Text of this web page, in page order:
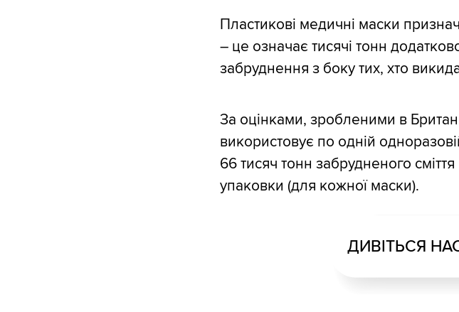
Пластикові медичні маски
– це означає тисячі тонн
забруднення з боку тих, хто
За оцінками, зробленими в
використовує по одній
66 тисяч тонн забрудненого
упаковки (для кожної маски).
ДИВІТЬСЯ